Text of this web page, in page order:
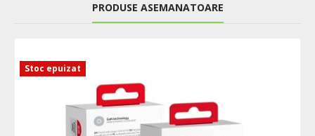
PRODUSE ASEMANATOARE
Stoc epuizat